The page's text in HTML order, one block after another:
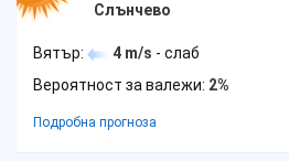
Слънчево
Вятър: 4 m/s - слаб
Вероятност за валежи: 2%
Подробна прогноза